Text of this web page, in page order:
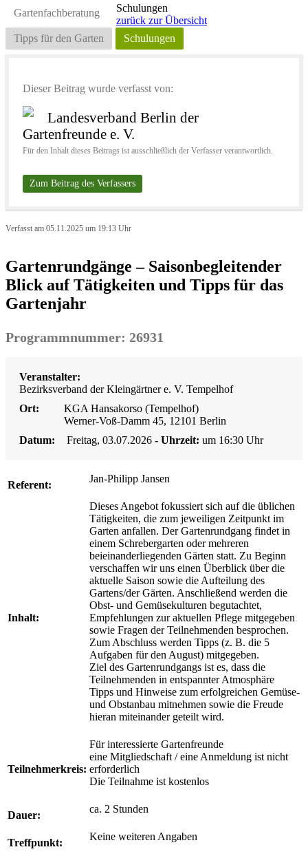
Gartenfachberatung
Tipps für den Garten Schulungen
Schulungen
zurück zur Übersicht
Dieser Beitrag wurde verfasst von:
Landesverband Berlin der
Gartenfreunde e. V.
Für den Inhalt dieses Beitrags ist ausschließlich der Verfasser verantwortlich.
Zum Beitrag des Verfassers
Verfasst am 05.11.2025 um 19:13 Uhr
Gartenrundgänge – Saisonbegleitender
Blick auf Tätigkeiten und Tipps für das
Gartenjahr
Programmnummer: 26931
Veranstalter:
Bezirksverband der Kleingärtner e. V. Tempelhof
Ort:
KGA Hansakorso (Tempelhof)
Werner-Voß-Damm 45, 12101 Berlin
Datum:
Freitag, 03.07.2026 - Uhrzeit: um 16:30 Uhr
Referent:
Jan-Philipp Jansen
Inhalt:
Dieses Angebot fokussiert sich auf die üblichen
Tätigkeiten, die zum jeweiligen Zeitpunkt im
Garten anfallen. Der Gartenrundgang findet in
einem Schrebergarten oder mehreren
beieinanderliegenden Gärten statt. Zu Beginn
verschaffen wir uns einen Überblick über die
aktuelle Saison sowie die Aufteilung des
Gartens/der Gärten. Anschließend werden die
Obst- und Gemüsekulturen begutachtet,
Empfehlungen zur aktuellen Pflege mitgegeben
sowie Fragen der Teilnehmenden besprochen.
Zum Abschluss werden Tipps (z. B. die 5
Aufgaben für den August) mitgegeben.
Ziel des Gartenrundgangs ist es, dass die
Teilnehmenden in entspannter Atmosphäre
Tipps und Hinweise zum erfolgreichen Gemüse-
und Obstanbau mitnehmen sowie die Freude
hieran miteinander geteilt wird.
Teilnehmerkreis:
Für interessierte Gartenfreunde
eine Mitgliedschaft / eine Anmeldung ist nicht
erforderlich
Die Teilnahme ist kostenlos
Dauer:
ca. 2 Stunden
Treffpunkt:
Keine weiteren Angaben